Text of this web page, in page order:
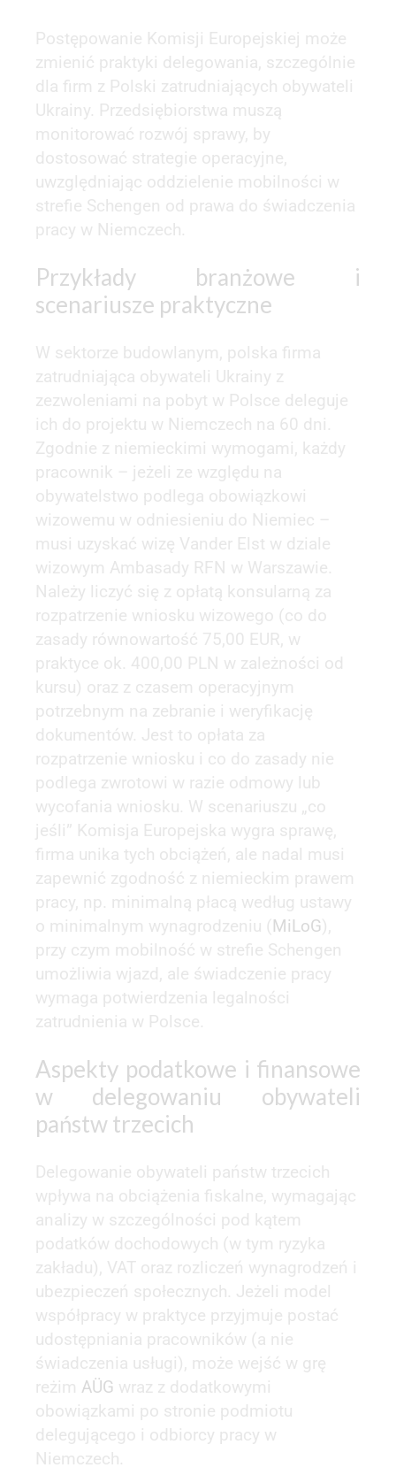
Postępowanie Komisji Europejskiej może
zmienić praktyki delegowania, szczególnie
dla firm z Polski zatrudniających obywateli
Ukrainy. Przedsiębiorstwa muszą
monitorować rozwój sprawy, by
dostosować strategie operacyjne,
uwzględniając oddzielenie mobilności w
strefie Schengen od prawa do świadczenia
pracy w Niemczech.
Przykłady branżowe i
scenariusze praktyczne
W sektorze budowlanym, polska firma
zatrudniająca obywateli Ukrainy z
zezwoleniami na pobyt w Polsce deleguje
ich do projektu w Niemczech na 60 dni.
Zgodnie z niemieckimi wymogami, każdy
pracownik – jeżeli ze względu na
obywatelstwo podlega obowiązkowi
wizowemu w odniesieniu do Niemiec –
musi uzyskać wizę Vander Elst w dziale
wizowym Ambasady RFN w Warszawie.
Należy liczyć się z opłatą konsularną za
rozpatrzenie wniosku wizowego (co do
zasady równowartość 75,00 EUR, w
praktyce ok. 400,00 PLN w zależności od
kursu) oraz z czasem operacyjnym
potrzebnym na zebranie i weryfikację
dokumentów. Jest to opłata za
rozpatrzenie wniosku i co do zasady nie
podlega zwrotowi w razie odmowy lub
wycofania wniosku. W scenariuszu „co
jeśli” Komisja Europejska wygra sprawę,
firma unika tych obciążeń, ale nadal musi
zapewnić zgodność z niemieckim prawem
pracy, np. minimalną płacą według ustawy
o minimalnym wynagrodzeniu ( MiLoG),
przy czym mobilność w strefie Schengen
umożliwia wjazd, ale świadczenie pracy
wymaga potwierdzenia legalności
zatrudnienia w Polsce.
Aspekty podatkowe i finansowe
w delegowaniu obywateli
państw trzecich
Delegowanie obywateli państw trzecich
wpływa na obciążenia fiskalne, wymagając
analizy w szczególności pod kątem
podatków dochodowych (w tym ryzyka
zakładu), VAT oraz rozliczeń wynagrodzeń i
ubezpieczeń społecznych. Jeżeli model
współpracy w praktyce przyjmuje postać
udostępniania pracowników (a nie
świadczenia usługi), może wejść w grę
reżim AÜG wraz z dodatkowymi
obowiązkami po stronie podmiotu
delegującego i odbiorcy pracy w
Niemczech.